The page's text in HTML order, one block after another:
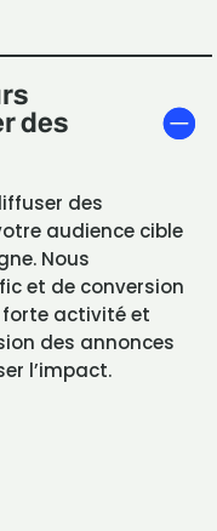
des
des
audience cible
Nous
et de conversion
forte activité et
des annonces
l’impact.